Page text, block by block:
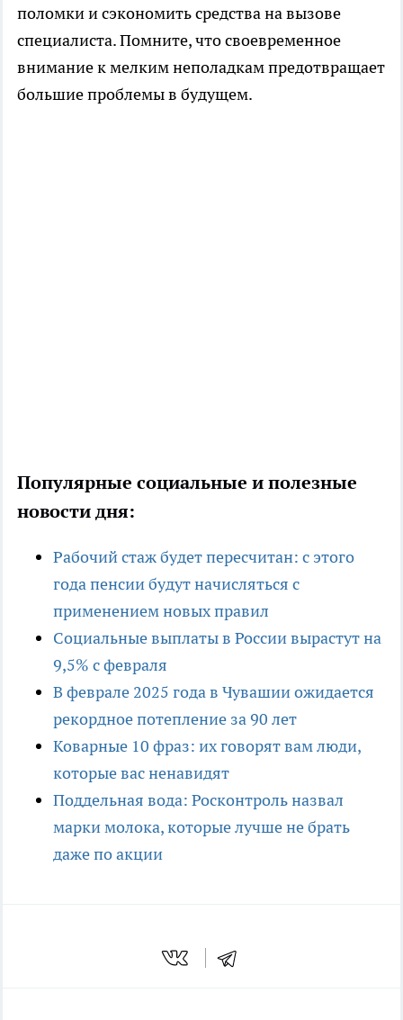
поломки и сэкономить средства на вызове
специалиста. Помните, что своевременное
внимание к мелким неполадкам предотвращает
большие проблемы в будущем.
Популярные социальные и полезные
новости дня:
Рабочий стаж будет пересчитан: с этого
года пенсии будут начисляться с
применением новых правил
Социальные выплаты в России вырастут на
9,5% с февраля
В феврале 2025 года в Чувашии ожидается
рекордное потепление за 90 лет
Коварные 10 фраз: их говорят вам люди,
которые вас ненавидят
Поддельная вода: Росконтроль назвал
марки молока, которые лучше не брать
даже по акции